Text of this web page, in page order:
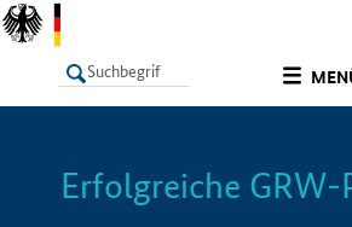
LISTE
Erfolgreiche